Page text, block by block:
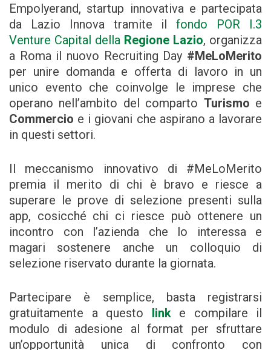
Empolyerand, startup innovativa e partecipata
da Lazio Innova tramite ilfondo POR I.3
Venture Capital della Regione Lazio, organizza
a Roma il nuovo Recruiting Day #MeLoMerito
per unire domanda e offerta di lavoro in un
unico evento che coinvolge le imprese che
operano nell’ambito del comparto Turismo e
Commercio e i giovani che aspirano a lavorare
in questi settori.
Il meccanismo innovativo di #MeLoMerito
premia il merito di chi è bravo e riesce a
superare le prove di selezione presenti sulla
app, cosicché chi ci riesce può ottenere un
incontro con l’azienda che lo interessa e
magari sostenere anche un colloquio di
selezione riservato durante la giornata.
Partecipare è semplice, basta registrarsi
gratuitamente a questo linke compilare il
modulo di adesione al format per sfruttare
un’opportunità unica di confronto con